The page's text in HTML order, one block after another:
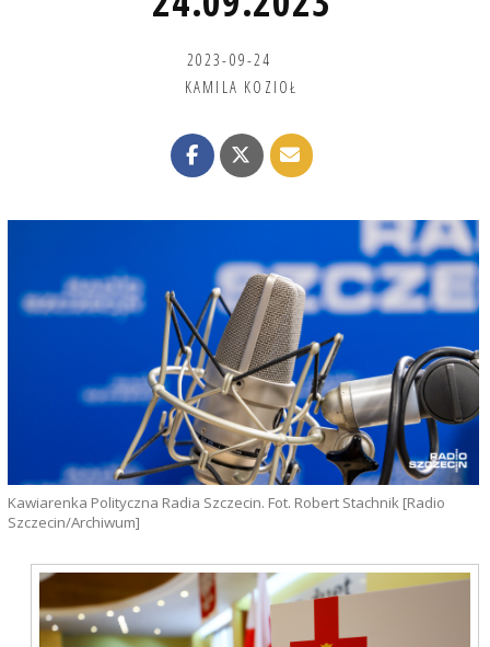
2023-09-24
KAMILA KOZIOŁ
Kawiarenka Polityczna Radia Szczecin. Fot. Robert Stachnik [Radio
Szczecin/Archiwum]